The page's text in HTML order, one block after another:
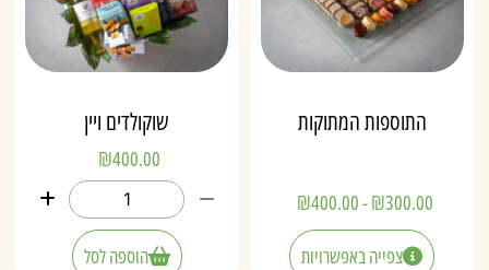
התוספות המתוקות
₪300.00
-
₪400.00
צפייה באפשרויות
שוקולדים ויין
₪400.00
הוספה לסל